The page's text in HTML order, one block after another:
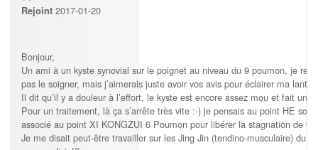
Rejoint 2017-01-20
Bonjour,
Un ami à un kyste synovial sur le poignet au niveau du 9 poumon, je
pas le soigner, mais j’aimerais juste avoir vos avis pour éclairer ma
Il dit qu’il y a douleur à l’effort, le kyste est encore assez mou et fait un
Pour un traitement, là ça s’arrête très vite :-) je pensais au point HE
associé au point XI KONGZUI 6 Poumon pour libérer la stagnation de QI.
Je me disait peut-être travailler sur les Jing Jin (tendino-musculaire) du